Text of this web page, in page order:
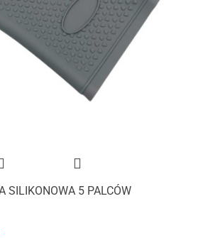
SILIKONOWA 5 PALCÓW